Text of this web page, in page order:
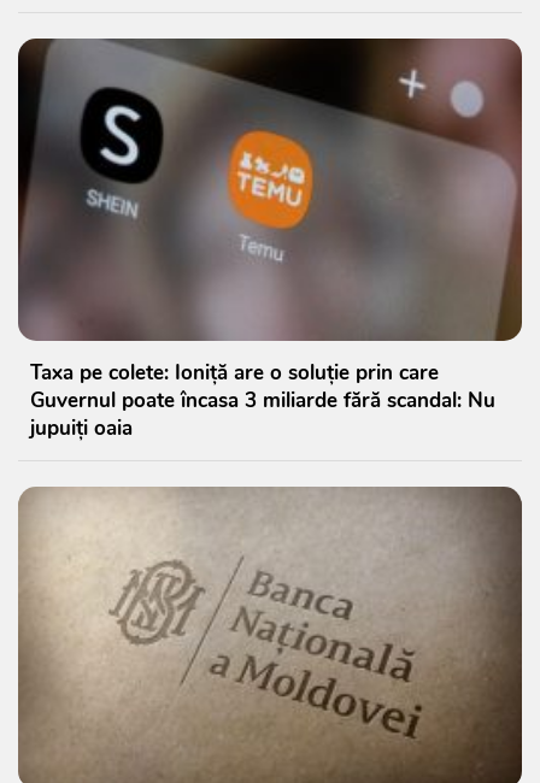
Taxa pe colete: Ioniță are o soluție prin care
Guvernul poate încasa 3 miliarde fără scandal: Nu
jupuiți oaia